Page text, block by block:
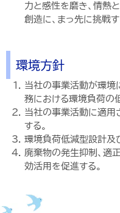
力と感性を磨き、情熱
創造に、まっ先に挑戦す
環境方針
当社の事業活動が環境
務における環境負荷の
当社の事業活動に適用
する。
環境負荷低減型設計及
廃棄物の発生抑制、適
効活用を促進する。